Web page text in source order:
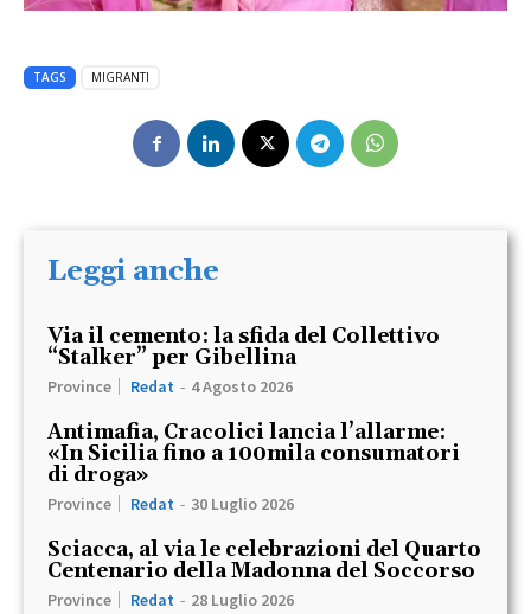
TAGS MIGRANTI
Leggi anche
Via il cemento: la sfida del Collettivo
“Stalker” per Gibellina
Province Redat - 4 Agosto 2026
Antimafia, Cracolici lancia l’allarme:
«In Sicilia fino a 100mila consumatori
di droga»
Province Redat - 30 Luglio 2026
Sciacca, al via le celebrazioni del Quarto
Centenario della Madonna del Soccorso
Province Redat - 28 Luglio 2026